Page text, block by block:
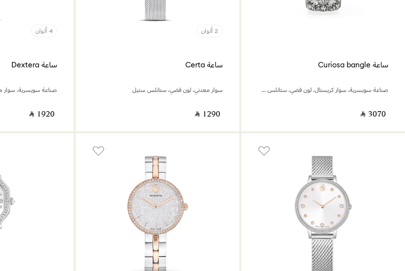
ساعة Curiosa bangle
صناعة سويسرية، سوار كريستال، لون فضي، ستانلس ستيل
‎ ⃁ ⁦3070⁩ ‎
2 ألوان
ساعة Certa
سوار معدني، لون فضي، ستانلس ستيل
‎ ⃁ ⁦1290⁩ ‎
4 ألوان
ساعة Dextera
‎ ⃁ ⁦1920⁩ ‎